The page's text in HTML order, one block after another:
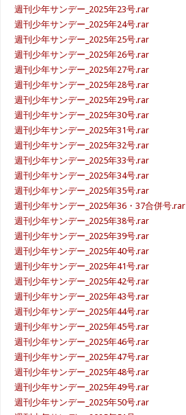
週刊少年サンデー_2025年23号.rar
週刊少年サンデー_2025年24号.rar
週刊少年サンデー_2025年25号.rar
週刊少年サンデー_2025年26号.rar
週刊少年サンデー_2025年27号.rar
週刊少年サンデー_2025年28号.rar
週刊少年サンデー_2025年29号.rar
週刊少年サンデー_2025年30号.rar
週刊少年サンデー_2025年31号.rar
週刊少年サンデー_2025年32号.rar
週刊少年サンデー_2025年33号.rar
週刊少年サンデー_2025年34号.rar
週刊少年サンデー_2025年35号.rar
週刊少年サンデー_2025年36・37合併号.rar
週刊少年サンデー_2025年38号.rar
週刊少年サンデー_2025年39号.rar
週刊少年サンデー_2025年40号.rar
週刊少年サンデー_2025年41号.rar
週刊少年サンデー_2025年42号.rar
週刊少年サンデー_2025年43号.rar
週刊少年サンデー_2025年44号.rar
週刊少年サンデー_2025年45号.rar
週刊少年サンデー_2025年46号.rar
週刊少年サンデー_2025年47号.rar
週刊少年サンデー_2025年48号.rar
週刊少年サンデー_2025年49号.rar
週刊少年サンデー_2025年50号.rar